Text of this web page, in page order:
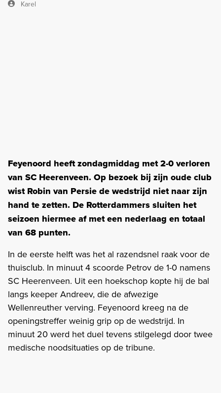
Karel
Feyenoord heeft zondagmiddag met 2-0 verloren
van SC Heerenveen. Op bezoek bij zijn oude club
wist Robin van Persie de wedstrijd niet naar zijn
hand te zetten. De Rotterdammers sluiten het
seizoen hiermee af met een nederlaag en totaal
van 68 punten.
In de eerste helft was het al razendsnel raak voor de
thuisclub. In minuut 4 scoorde Petrov de 1-0 namens
SC Heerenveen. Uit een hoekschop kopte hij de bal
langs keeper Andreev, die de afwezige
Wellenreuther verving. Feyenoord kreeg na de
openingstreffer weinig grip op de wedstrijd. In
minuut 20 werd het duel tevens stilgelegd door twee
medische noodsituaties op de tribune.